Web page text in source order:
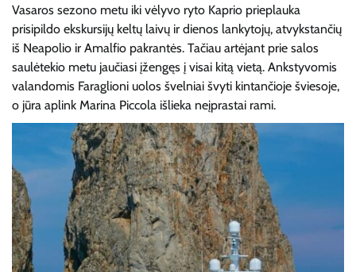
Vasaros sezono metu iki vėlyvo ryto Kaprio prieplauka
prisipildo ekskursijų keltų laivų ir dienos lankytojų, atvykstančių
iš Neapolio ir Amalfio pakrantės. Tačiau artėjant prie salos
saulėtekio metu jaučiasi įžengęs į visai kitą vietą. Ankstyvomis
valandomis Faraglioni uolos švelniai švyti kintančioje šviesoje,
o jūra aplink Marina Piccola išlieka neįprastai rami.